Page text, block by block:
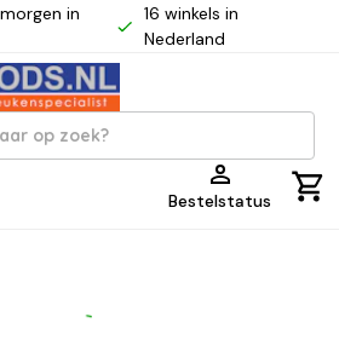
in
16 winkels in
Nederland
Bestelstatus